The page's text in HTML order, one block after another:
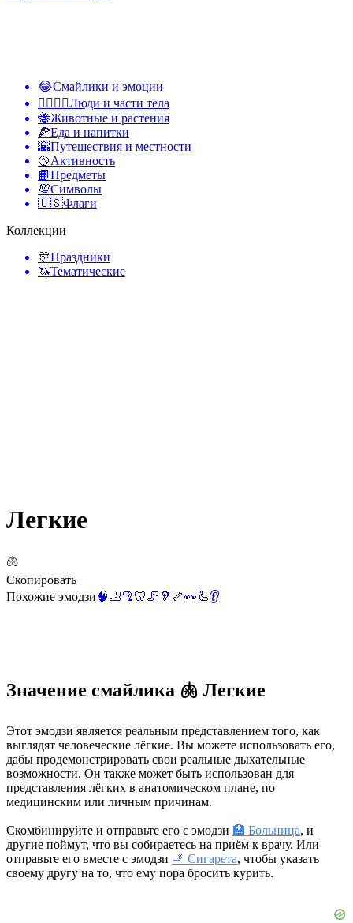
😂Смайлики и эмоции
👩‍❤️‍💋‍👨Люди и части тела
🐝Животные и растения
🍕Еда и напитки
🌇Путешествия и местности
🥎Активность
📙Предметы
💯Символы
🇺🇸Флаги
Коллекции
🎊Праздники
🦄Тематические
Легкие
🫁
Скопировать
Похожие эмодзи🧠🦶🦿 🦷🦵 🦻 🦴👀🦾👂
Значение смайлика 🫁 Легкие
Этот эмодзи является реальным представлением того, как
выглядят человеческие лёгкие. Вы можете использовать его,
дабы продемонстрировать свои реальные дыхательные
возможности. Он также может быть использован для
представления лёгких в анатомическом плане, по
медицинским или личным причинам.
Скомбинируйте и отправьте его с эмодзи 🏥 Больница, и
другие поймут, что вы собираетесь на приём к врачу. Или
отправьте его вместе с эмодзи 🚬 Сигарета, чтобы указать
своему другу на то, что ему пора бросить курить.